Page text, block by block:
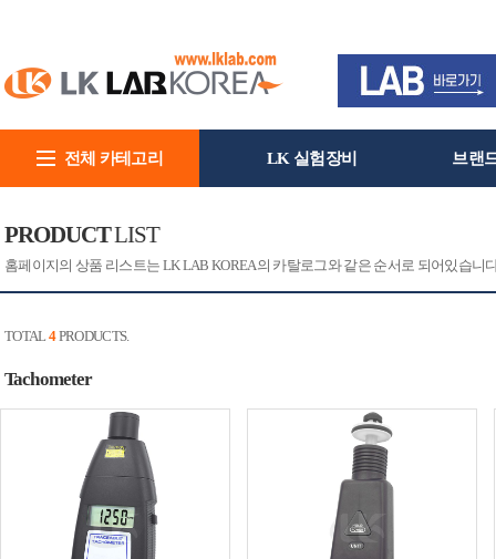
전체 카테고리 LK 실험장비 브랜
PRODUCTLIST
홈페이지의 상품 리스트는 LK LAB KOREA의 카탈로그와 같은 순서로 되어있습
TOTAL 4PRODUCTS.
Tachometer